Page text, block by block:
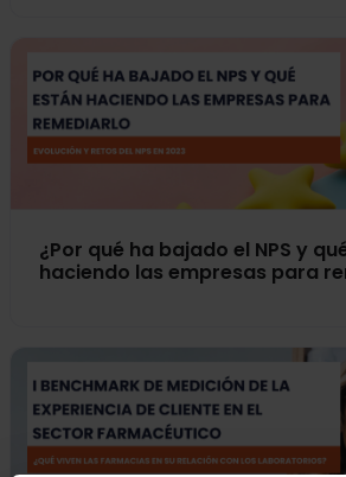
¿Por qué ha bajado el NPS y
haciendo las empresas para